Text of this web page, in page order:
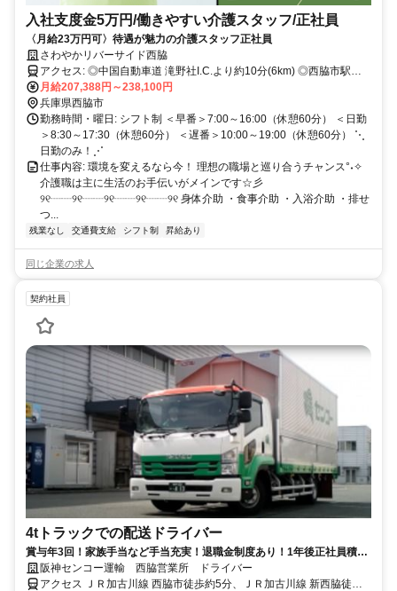
入社支度金5万円/働きやすい介護スタッフ/正社員
〈月給23万円可〉待遇が魅力の介護スタッフ正社員
さわやかリバーサイド西脇
アクセス: ◎中国自動車道 滝野社I.C.より約10分(6km) ◎西脇市駅よ
り車で約3分(1.2km) ◎新西脇駅より車で約1分(0.6km) ※新西脇駅は
西脇市駅より本数が少ないです。 ◎西脇コミュニィバス 福祉センタ
ー南口バス停より徒歩約1分 ・車・バイク通勤OK ※ガソリン代支給
（距離40キロで最大2万円） ・無料駐車場あり ・交通費実費支給 ⇒
上限20,000円／月
月給207,388円～238,100円
兵庫県西脇市
勤務時間・曜日: シフト制 ＜早番＞7:00～16:00（休憩60分） ＜日勤
＞8:30～17:30（休憩60分） ＜遅番＞10:00～19:00（休憩60分） ⋱
日勤のみ！⋰
仕事内容: 環境を変えるなら今！ 理想の職場と巡り合うチャンス°˖✧
介護職は主に生活のお手伝いがメインです☆彡
୨୧┈┈୨୧┈┈୨୧┈┈୨୧┈┈୨୧ 身体介助 ・食事介助 ・入浴介助 ・排せ
つ...
残業なし 交通費支給 シフト制 昇給あり
同じ企業の求人
契約社員
4tトラックでの配送ドライバー
賞与年3回！家族手当など手当充実！退職金制度あり！1年後正社員積極
登用中！安定収入のトラックドライバー♪中型免許があればOK！！
阪神センコー運輸 西脇営業所 ドライバー
アクセス ＪＲ加古川線 西脇市徒歩約5分、ＪＲ加古川線 新西脇徒歩